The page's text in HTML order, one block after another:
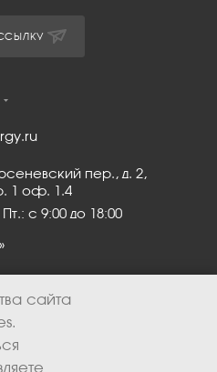
пер., д. 2,
1 оф. 1.4
с 9:00 до 18:00
сайта